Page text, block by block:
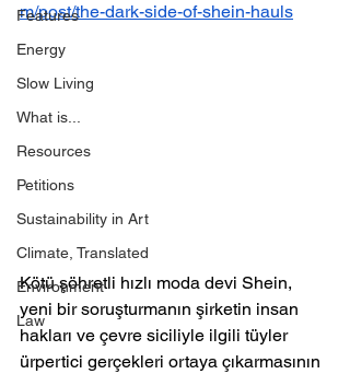
Features
Energy
Slow Living
What is...
Resources
Petitions
Sustainability in Art
Climate, Translated
Environment
Law
m/post/the-dark-side-of-shein-hauls
Kötü şöhretli hızlı moda devi Shein,
yeni bir soruşturmanın şirketin insan
hakları ve çevre siciliyle ilgili tüyler
ürpertici gerçekleri ortaya çıkarmasının